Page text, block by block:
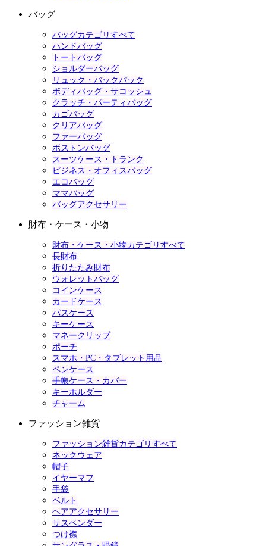
バッグ
バッグカテゴリすべて
ハンドバッグ
トートバッグ
ショルダーバッグ
リュック・バックパック
ボディバッグ・サコッシュ
クラッチ・パーティバッグ
カゴバッグ
クリアバッグ
ファーバッグ
ボストンバッグ
スーツケース・トランク
ビジネス・オフィスバッグ
エコバッグ
ママバッグ
バッグアクセサリー
財布・ケース・小物
財布・ケース・小物カテゴリすべて
長財布
折りたたみ財布
ウォレットバッグ
コインケース
カードケース
パスケース
キーケース
マネークリップ
ポーチ
スマホ・PC・タブレット用品
ペンケース
手帳ケース・カバー
キーホルダー
チャーム
ファッション雑貨
ファッション雑貨カテゴリすべて
ネックウェア
帽子
イヤーマフ
手袋
ベルト
ヘアアクセサリー
サスペンダー
つけ襟